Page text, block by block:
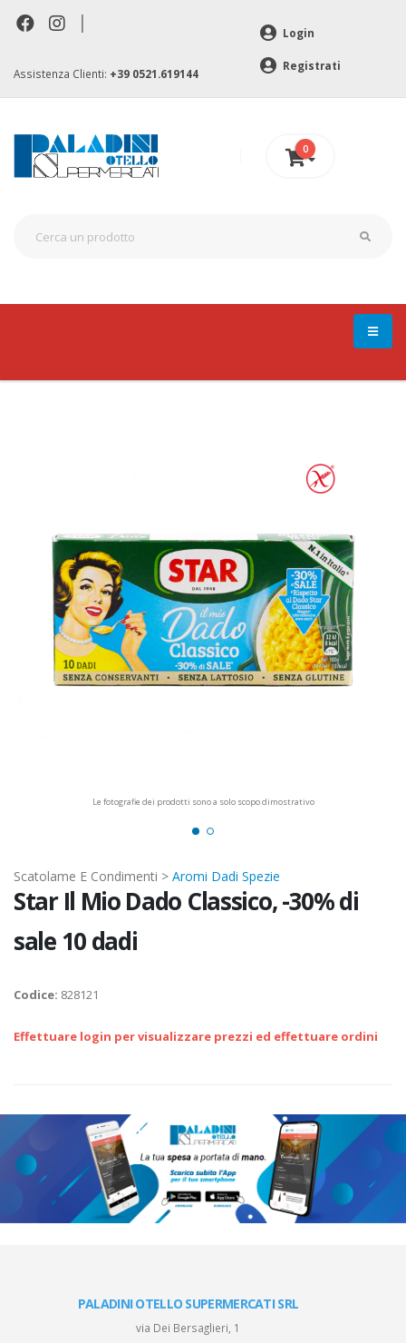
|
Assistenza Clienti: +39 0521.619144
Login
Registrati
0
Le fotografie dei prodotti sono a solo scopo dimostrativo
Scatolame E Condimenti > Aromi Dadi Spezie
Star Il Mio Dado Classico, -30% di
sale 10 dadi
Codice: 828121
Effettuare login per visualizzare prezzi ed effettuare ordini
PALADINI OTELLO SUPERMERCATI SRL
via Dei Bersaglieri, 1